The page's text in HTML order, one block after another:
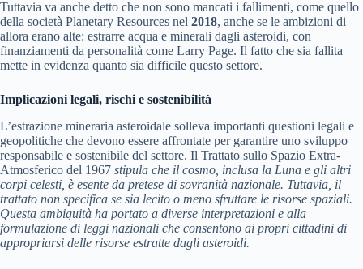
Tuttavia va anche detto che non sono mancati i fallimenti, come quello
della società Planetary Resources nel 2018, anche se le ambizioni di
allora erano alte: estrarre acqua e minerali dagli asteroidi, con
finanziamenti da personalità come Larry Page. Il fatto che sia fallita
mette in evidenza quanto sia difficile questo settore.
Implicazioni legali, rischi e sostenibilità
L’estrazione mineraria asteroidale solleva importanti questioni legali e
geopolitiche che devono essere affrontate per garantire uno sviluppo
responsabile e sostenibile del settore. Il Trattato sullo Spazio Extra-
Atmosferico del 1967 stipula che il cosmo, inclusa la Luna e gli altri
corpi celesti, è esente da pretese di sovranità nazionale. Tuttavia, il
trattato non specifica se sia lecito o meno sfruttare le risorse spaziali.
Questa ambiguità ha portato a diverse interpretazioni e alla
formulazione di leggi nazionali che consentono ai propri cittadini di
appropriarsi delle risorse estratte dagli asteroidi.